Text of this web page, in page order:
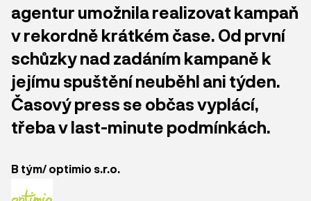
agentur umožnila realizovat kampaň
v rekordně krátkém čase. Od první
schůzky nad zadáním kampaně k
jejímu spuštění neuběhl ani týden.
Časový press se občas vyplácí,
třeba v last-minute podmínkách.
B tým/ optimio s.r.o.